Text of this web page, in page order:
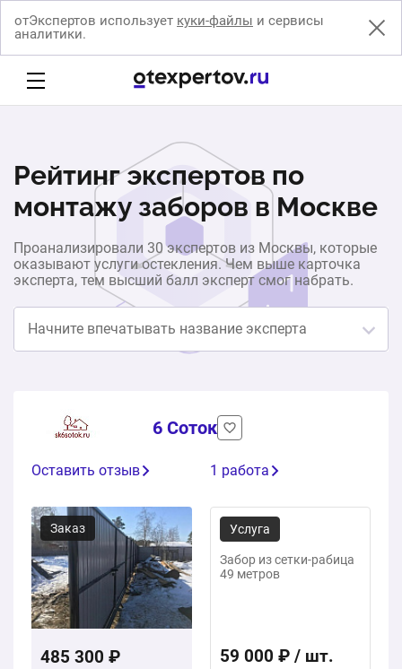
отЭкспертов использует куки-файлы и сервисы
аналитики.
Рейтинг экспертов по
монтажу заборов в Москве
Проанализировали 30 экспертов из Москвы, которые
оказывают услуги остекления. Чем выше карточка
эксперта, тем высший балл эксперт смог набрать.
6 Соток
Оставить отзыв 1 работа
Заказ
485 300 ₽
Услуга
Забор из сетки-рабица
49 метров
59 000 ₽ / шт.